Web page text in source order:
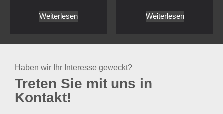
Weiterlesen Weiterlesen
Haben wir Ihr Interesse geweckt?
Treten Sie mit uns in
Kontakt!